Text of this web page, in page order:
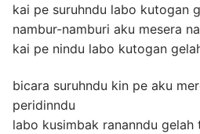
kai pe suruhndu labo kutogan
nambur-namburi aku mesera
kai pe nindu labo kutogan
bicara suruhndu kin pe aku
peridinndu
labo kusimbak rananndu gelah